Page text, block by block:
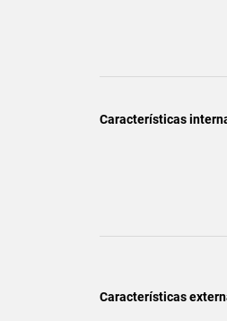
Características
Características